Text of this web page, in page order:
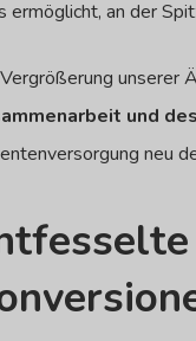
ermöglicht, an der
unserer
und
neu